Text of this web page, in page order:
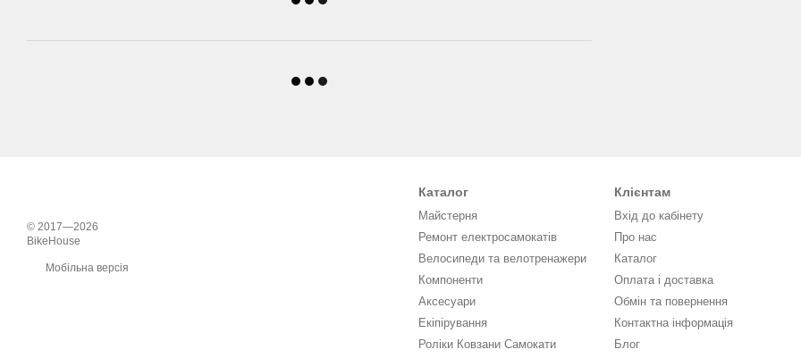
© 2017—2026
BikeHouse
Мобільна версія
Каталог
Майстерня
Ремонт електросамокатів
Велосипеди та велотренажери
Компоненти
Аксесуари
Екіпірування
Роліки Ковзани Самокати
Клієнтам
Вхід до кабінету
Про нас
Каталог
Оплата і доставка
Обмін та повернення
Контактна інформація
Блог